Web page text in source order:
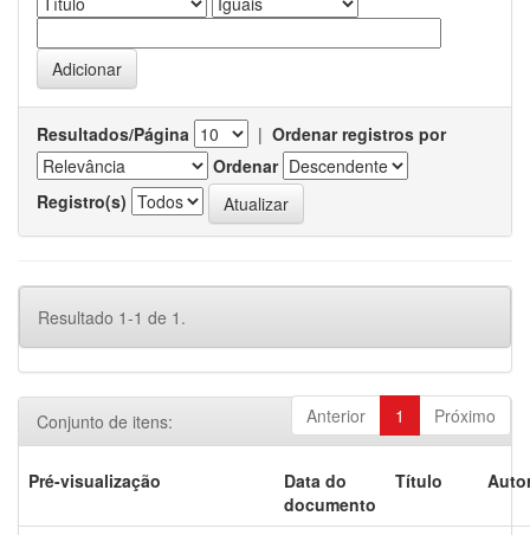
Resultados/Página | Ordenar registros por
Ordenar
Registro(s)
Resultado 1-1 de 1.
Anterior 1 Próximo
Conjunto de itens:
Pré-visualização
Data do
documento
Título